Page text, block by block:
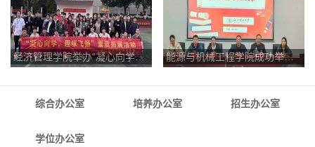
经济管理学院举办“凝心向学，趣味飞扬”研究生素质拓展活动 能源与机械工程学院成功举办第一届研究生文献解读大赛
综合办公室 培养办公室 招生办公室
学位办公室